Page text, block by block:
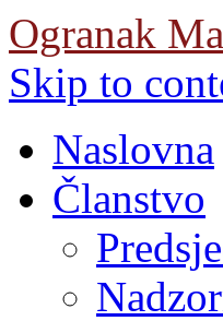
Ogranak
Skip to
Naslovna
Članstvo